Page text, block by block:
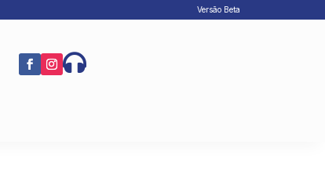
Versão Beta
